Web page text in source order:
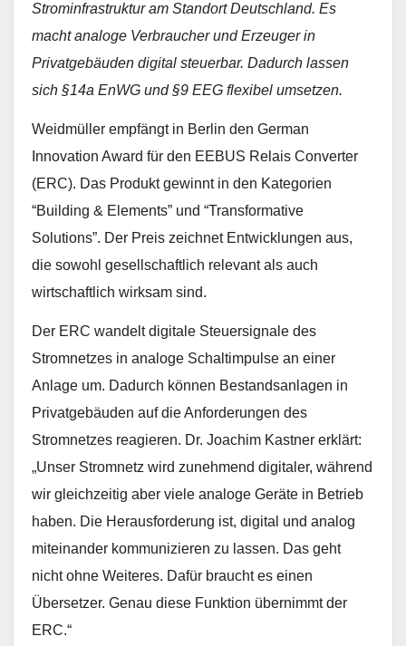
Strominfrastruktur am Standort Deutschland. Es
macht analoge Verbraucher und Erzeuger in
Privatgebäuden digital steuerbar. Dadurch lassen
sich §14a EnWG und §9 EEG flexibel umsetzen.
Weidmüller empfängt in Berlin den German
Innovation Award für den EEBUS Relais Converter
(ERC). Das Produkt gewinnt in den Kategorien
“Building & Elements” und “Transformative
Solutions”. Der Preis zeichnet Entwicklungen aus,
die sowohl gesellschaftlich relevant als auch
wirtschaftlich wirksam sind.
Der ERC wandelt digitale Steuersignale des
Stromnetzes in analoge Schaltimpulse an einer
Anlage um. Dadurch können Bestandsanlagen in
Privatgebäuden auf die Anforderungen des
Stromnetzes reagieren. Dr. Joachim Kastner erklärt:
„Unser Stromnetz wird zunehmend digitaler, während
wir gleichzeitig aber viele analoge Geräte in Betrieb
haben. Die Herausforderung ist, digital und analog
miteinander kommunizieren zu lassen. Das geht
nicht ohne Weiteres. Dafür braucht es einen
Übersetzer. Genau diese Funktion übernimmt der
ERC.“